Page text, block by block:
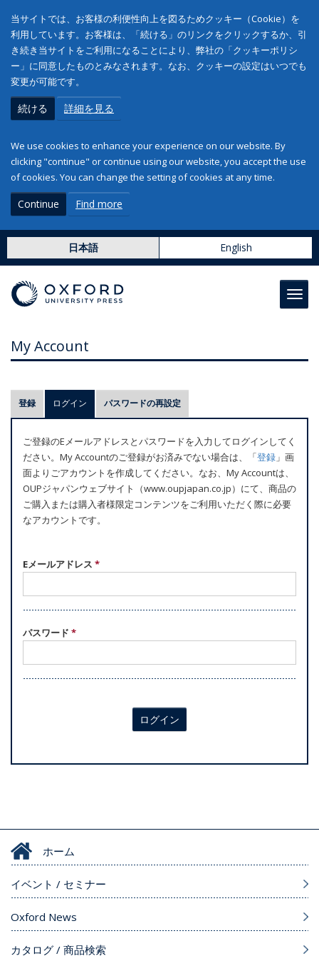
当サイトでは、お客様の利便性向上を図るためクッキー（Cookie）を
利用しています。お客様は、「続ける」のリンクをクリックするか、引
き続き当サイトをご利用になることにより、弊社の「クッキーポリシ
ー」に同意したものとみなされます。なお、クッキーの設定はいつでも
変更が可能です。
続ける 詳細を見る
We use cookies to enhance your experience on our website. By
clicking "continue" or continue using our website, you accept the use
of cookies. You can change the setting of cookies at any time.
Continue Find more
日本語 English
My Account
プ
ラ
マ
リ
ー
タ
ブ
登録 ログイン (アクティブなタブ)
パスワードの再設定
ご登録のEメールアドレスとパスワードを入力してログインしてく
ださい。My Accountのご登録がお済みでない場合は、「登録 」画
面よりごアカウントを作成してください。なお、My Accountは、
OUPジャパンウェブサイト（www.oupjapan.co.jp）にて、商品の
ご購入または購入者様限定コンテンツをご利用いただく際に必要
なアカウントです。
Eメールアドレス *
パスワード *
ログイン
ホーム
イベント / セミナー
Oxford News
カタログ / 商品検索